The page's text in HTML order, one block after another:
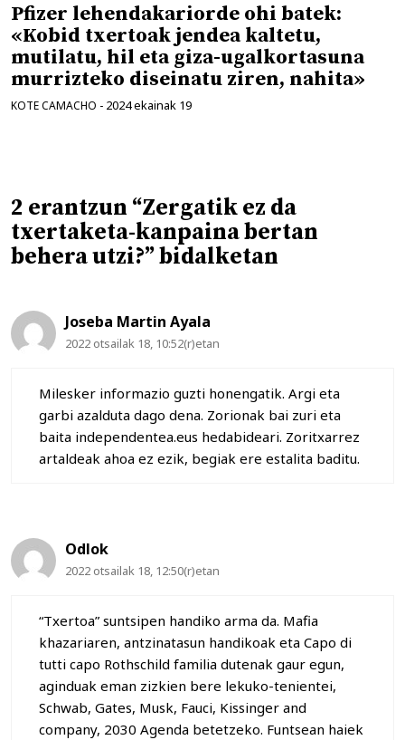
Pfizer lehendakariorde ohi batek:
«Kobid txertoak jendea kaltetu,
mutilatu, hil eta giza-ugalkortasuna
murrizteko diseinatu ziren, nahita»
KOTE CAMACHO - 2024 ekainak 19
2 erantzun “Zergatik ez da
txertaketa-kanpaina bertan
behera utzi?” bidalketan
Joseba Martin Ayala
2022 otsailak 18, 10:52(r)etan
Milesker informazio guzti honengatik. Argi eta
garbi azalduta dago dena. Zorionak bai zuri eta
baita independentea.eus hedabideari. Zoritxarrez
artaldeak ahoa ez ezik, begiak ere estalita baditu.
Odlok
2022 otsailak 18, 12:50(r)etan
“Txertoa” suntsipen handiko arma da. Mafia
khazariaren, antzinatasun handikoak eta Capo di
tutti capo Rothschild familia dutenak gaur egun,
aginduak eman zizkien bere lekuko-tenientei,
Schwab, Gates, Musk, Fauci, Kissinger and
company, 2030 Agenda betetzeko. Funtsean haiek